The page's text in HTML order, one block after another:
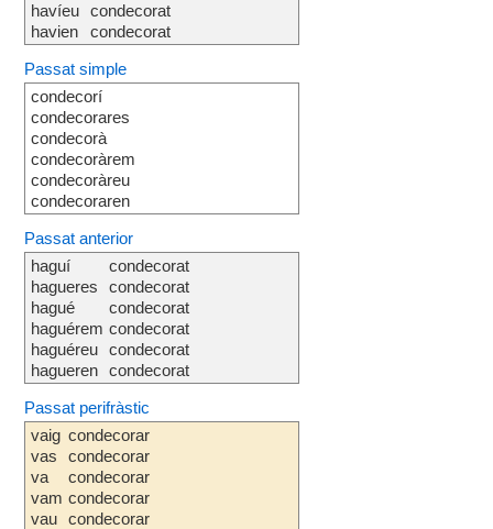
havíeu
havien
condecorat
condecorat
Passat simple
condecorí
condecorares
condecorà
condecoràrem
condecoràreu
condecoraren
Passat anterior
haguí
hagueres
hagué
haguérem
haguéreu
hagueren
condecorat
condecorat
condecorat
condecorat
condecorat
condecorat
Passat perifràstic
vaig
vas
va
vam
vau
condecorar
condecorar
condecorar
condecorar
condecorar